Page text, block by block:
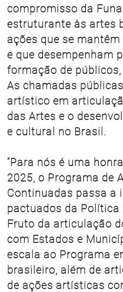
compromisso da
estruturante às artes
ações que se
e que desempenham
formação de
As chamadas
artístico em
das Artes e o
e cultural no Brasil.
“Para nós é uma
2025, o Programa de
Continuadas passa a
pactuados da Política
Fruto da articulação
com Estados e
escala ao Programa
brasileiro, além de
de ações artísticas